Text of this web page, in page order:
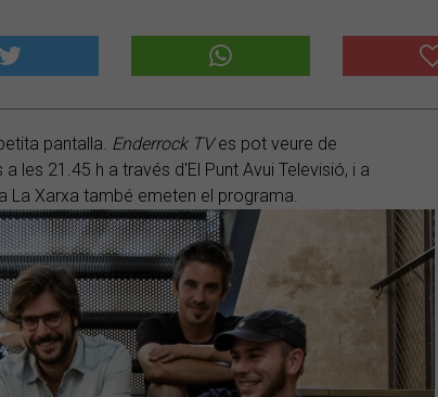
pantalla. Enderrock TVes pot veure de
les 21.45 h a través d'El Punt Avui Televisió, i a
La Xarxa també emeten el programa.